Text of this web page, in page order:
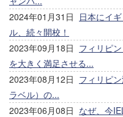
2024年01月31日 日本にイ
ル、続々開校！
2023年09月18日 フィリピ
を大きく満足させる...
2023年08月12日 フィリピ
ラベル）の...
2023年06月08日 なぜ、今